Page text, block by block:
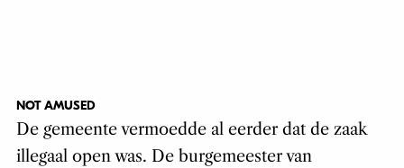
NOT AMUSED
De gemeente vermoedde al eerder dat de zaak
illegaal open was. De burgemeester van